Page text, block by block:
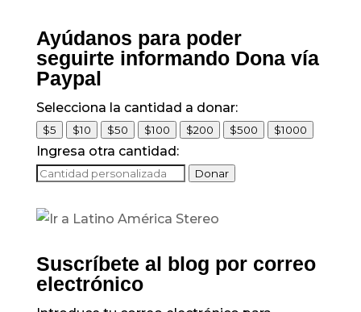
Ayúdanos para poder
seguirte informando Dona vía
Paypal
Selecciona la cantidad a donar:
$5 $10 $50 $100 $200 $500 $1000
Ingresa otra cantidad:
Donar
Suscríbete al blog por correo
electrónico